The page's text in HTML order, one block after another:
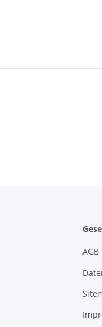
AGB